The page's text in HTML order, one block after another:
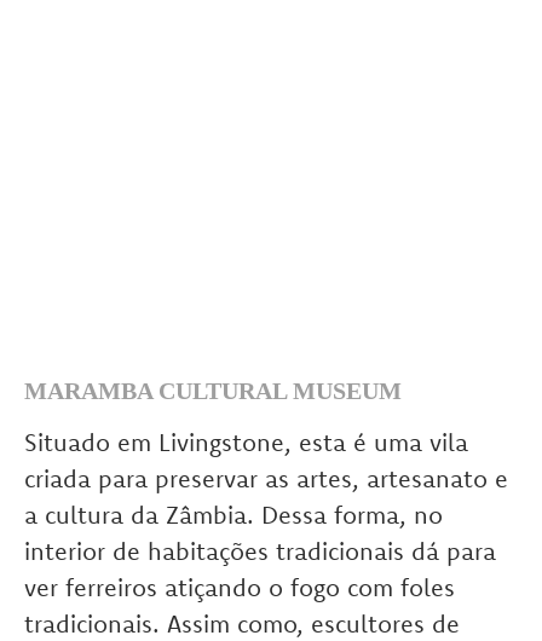
MARAMBA CULTURAL MUSEUM
Situado em Livingstone, esta é uma vila
criada para preservar as artes, artesanato e
a cultura da Zâmbia. Dessa forma, no
interior de habitações tradicionais dá para
ver ferreiros atiçando o fogo com foles
tradicionais. Assim como, escultores de